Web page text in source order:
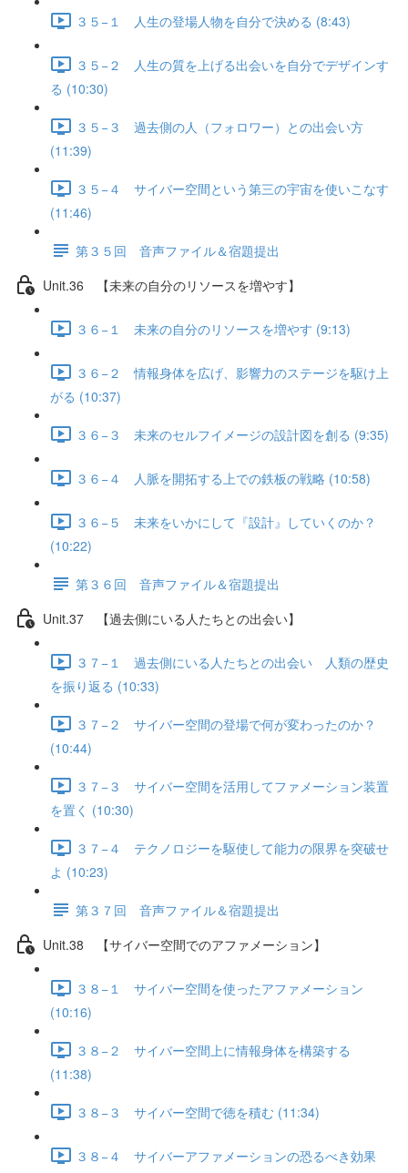
３５−１ 人生の登場人物を自分で決める (8:43)
３５−２ 人生の質を上げる出会いを自分でデザインす
る (10:30)
３５−３ 過去側の人（フォロワー）との出会い方
(11:39)
３５−４ サイバー空間という第三の宇宙を使いこなす
(11:46)
第３５回 音声ファイル＆宿題提出
Unit.36 【未来の自分のリソースを増やす】
３６−１ 未来の自分のリソースを増やす (9:13)
３６−２ 情報身体を広げ、影響力のステージを駆け上
がる (10:37)
３６−３ 未来のセルフイメージの設計図を創る (9:35)
３６−４ 人脈を開拓する上での鉄板の戦略 (10:58)
３６−５ 未来をいかにして『設計』していくのか？
(10:22)
第３６回 音声ファイル＆宿題提出
Unit.37 【過去側にいる人たちとの出会い】
３７−１ 過去側にいる人たちとの出会い 人類の歴史
を振り返る (10:33)
３７−２ サイバー空間の登場で何が変わったのか？
(10:44)
３７−３ サイバー空間を活用してファメーション装置
を置く (10:30)
３７−４ テクノロジーを駆使して能力の限界を突破せ
よ (10:23)
第３７回 音声ファイル＆宿題提出
Unit.38 【サイバー空間でのアファメーション】
３８−１ サイバー空間を使ったアファメーション
(10:16)
３８−２ サイバー空間上に情報身体を構築する
(11:38)
３８−３ サイバー空間で徳を積む (11:34)
３８−４ サイバーアファメーションの恐るべき効果